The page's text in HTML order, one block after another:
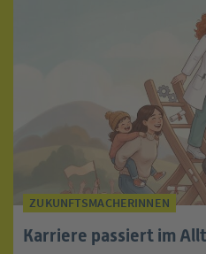
ZUKUNFTSMACHERINNEN
Karriere passiert im